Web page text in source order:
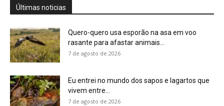
Conhecer uma planta é muito mais do que
7 de agosto de 2026
7 de agosto de 2026